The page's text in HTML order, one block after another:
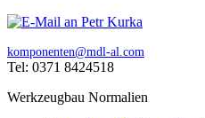
komponenten@mdl-al.com
Tel: 0371 8424518
Werkzeugbau Normalien